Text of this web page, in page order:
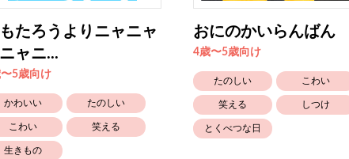
たろうよりニャニャ
ャニ...
5歳向け
かわいい たのしい
こわい 笑える
生きもの
おにのかいらんばん
4歳〜5歳向け
たのしい こわい
笑える しつけ
とくべつな日